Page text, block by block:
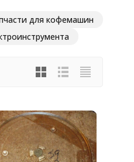
для кофемашин